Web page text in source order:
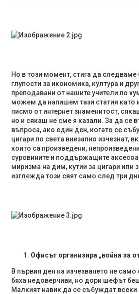
Но в този момент, стига да следваме
глупости за икономика, култура и
преподавани от нашите учители по
можем да напишем тази статия като
писмо от интернет знаменитост,
но и сякаш не сме я казали. За да се
въпроса, ако един ден, когато се
цигари по света внезапно изчезнат,
които са произведени,
суровините и поддържащите
миризма на дим, кутии за цигари или
изглежда този свят само след три
Офисът организира „война за
В първия ден на изчезването не само
бяха недоверчиви, но дори шефът
Малкият навик да се събуждат всеки